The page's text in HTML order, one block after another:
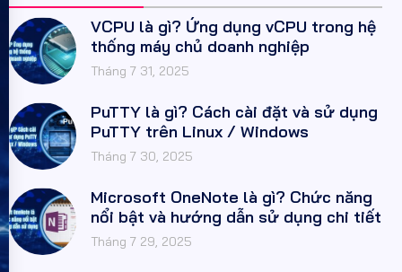
VCPU là gì? Ứng dụng vCPU trong hệ
thống máy chủ doanh nghiệp
Tháng 7 31, 2025
PuTTY là gì? Cách cài đặt và sử dụng
PuTTY trên Linux / Windows
Tháng 7 30, 2025
Microsoft OneNote là gì? Chức năng
nổi bật và hướng dẫn sử dụng chi tiết
Tháng 7 29, 2025